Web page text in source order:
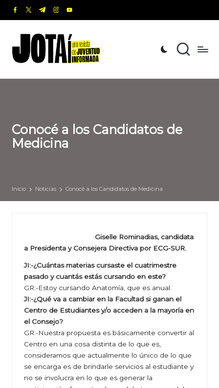
Saltar
contenido
facebook.com
twitter.com
t.me instagram.com
youtube.com
o
t
revista
de
Informada
Conocé a los Candidatos de
Medicina
Inicio Noticias Conocé a los Candidatos de Medicina
Giselle Rominadias, candidata
a Presidenta y Consejera Directiva por ECG-SUR.
JI:-¿Cuántas materias cursaste el cuatrimestre
pasado y cuantás estás cursando en este?
GR:-Estoy cursando Anatomía, que es anual.
JI:-¿Qué va a cambiar en la Facultad si ganan el
Centro de Estudiantes y/o acceden a la mayoría en
el Consejo?
GR:-Nuestra propuesta es básicamente convertir al
Centro en una cosa distinta de lo que es,
consideramos que actualmente lo único de lo que
se encarga es de brindarle servicios al estudiante y
no se involucra en lo que es generar la